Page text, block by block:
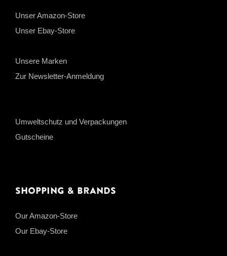
Unser Amazon-Store
Unser Ebay-Store
Unsere Marken
Zur Newsletter-Anmeldung
Umweltschutz und Verpackungen
Gutscheine
Shopping & Brands
Our Amazon-Store
Our Ebay-Store